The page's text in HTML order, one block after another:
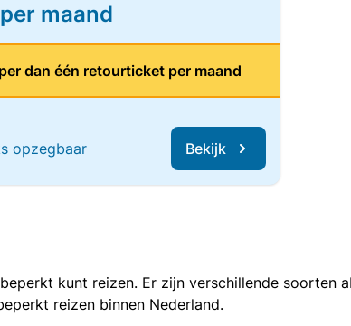
maand
dan één retourticket per maand
opzegbaar Bekijk
kunt reizen. Er zijn verschillende soorten
reizen binnen Nederland.